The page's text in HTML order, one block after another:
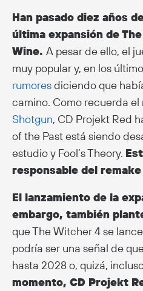
Han pasado diez años
última expansión de
Wine. A pesar de ello, el
muy popular y, en los
rumoresdiciendo que
camino. Como recuerda el
Shotgun, CD Projekt Red
of the Past está siendo
estudio y Fool’s Theory.
responsable del
El lanzamiento de la
embargo, también
que The Witcher 4 se
podría ser una señal de
hasta 2028 o, quizá,
momento, CD Projekt